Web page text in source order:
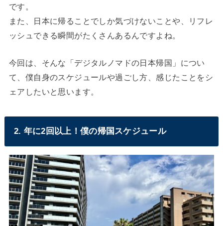
です。
また、日本に帰ることでしか気づけないことや、リフレ
ッシュできる瞬間がたくさんあるんですよね。
今回は、そんな「デジタルノマドの日本帰国」につい
て、僕自身のスケジュールや過ごし方、感じたことをシ
ェアしたいと思います。
2. 年に2回以上！僕の帰国スケジュール